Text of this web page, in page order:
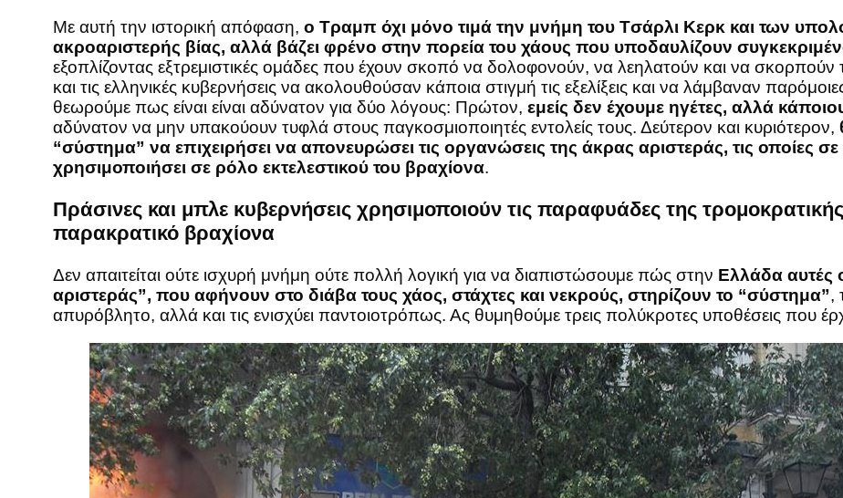
Με αυτή την ιστορική απόφαση, ο Τραμπ όχι μόνο τιμά την μνήμη του Tσάρλι Κερκ και των
ακροαριστερής βίας, αλλά βάζει φρένο στην πορεία του χάους που υποδαυλίζουν
εξοπλίζοντας εξτρεμιστικές ομάδες που έχουν σκοπό να δολοφονούν, να λεηλατούν και να
και τις ελληνικές κυβερνήσεις να ακολουθούσαν κάποια στιγμή τις εξελίξεις και να λάμβαναν
θεωρούμε πως είναι είναι αδύνατον για δύο λόγους: Πρώτον, εμείς δεν έχουμε ηγέτες, αλλά
αδύνατον να μην υπακούουν τυφλά στους παγκοσμιοποιητές εντολείς τους. Δεύτερον και κυριότερον,
“σύστημα” να επιχειρήσει να απονευρώσει τις οργανώσεις της άκρας αριστεράς, τις οποίες σε
χρησιμοποιήσει σε ρόλο εκτελεστικού του βραχίονα.
Πράσινες και μπλε κυβερνήσεις χρησιμοποιούν τις παραφυάδες της
παρακρατικό βραχίονα
Δεν απαιτείται ούτε ισχυρή μνήμη ούτε πολλή λογική για να διαπιστώσουμε πώς στην Ελλάδα αυτές
αριστεράς”, που αφήνουν στο διάβα τους χάος, στάχτες και νεκρούς, στηρίζουν το “σύστημα”,
απυρόβλητο, αλλά και τις ενισχύει παντοιοτρόπως. Ας θυμηθούμε τρεις πολύκροτες υποθέσεις που